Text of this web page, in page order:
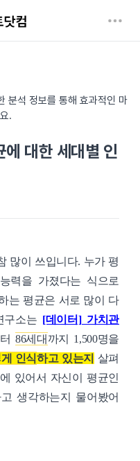
분석 정보를 통해 효과적인 마
.
대한 세대별 인
많이 쓰입니다. 누가 평
력을 가졌다는 식으로
는 평균은 서로 많이 다
구소는 [데이터] 가치관
86세대 까지 1,500명을
인식하고 있는지 살펴
있어서 자신이 평균인
생각하는지 물어봤어